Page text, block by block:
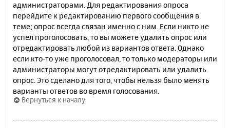
администраторами. Для редактирования опроса
перейдите к редактированию первого сообщения в
теме; опрос всегда связан именно с ним. Если никто не
успел проголосовать, то вы можете удалить опрос или
отредактировать любой из вариантов ответа. Однако
если кто-то уже проголосовал, то только модераторы или
администраторы могут отредактировать или удалить
опрос. Это сделано для того, чтобы нельзя было менять
варианты ответов во время голосования.
Вернуться к началу